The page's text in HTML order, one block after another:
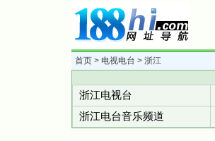
首页 > 电视电台 > 浙江
浙江电视台
浙江电台音乐频道